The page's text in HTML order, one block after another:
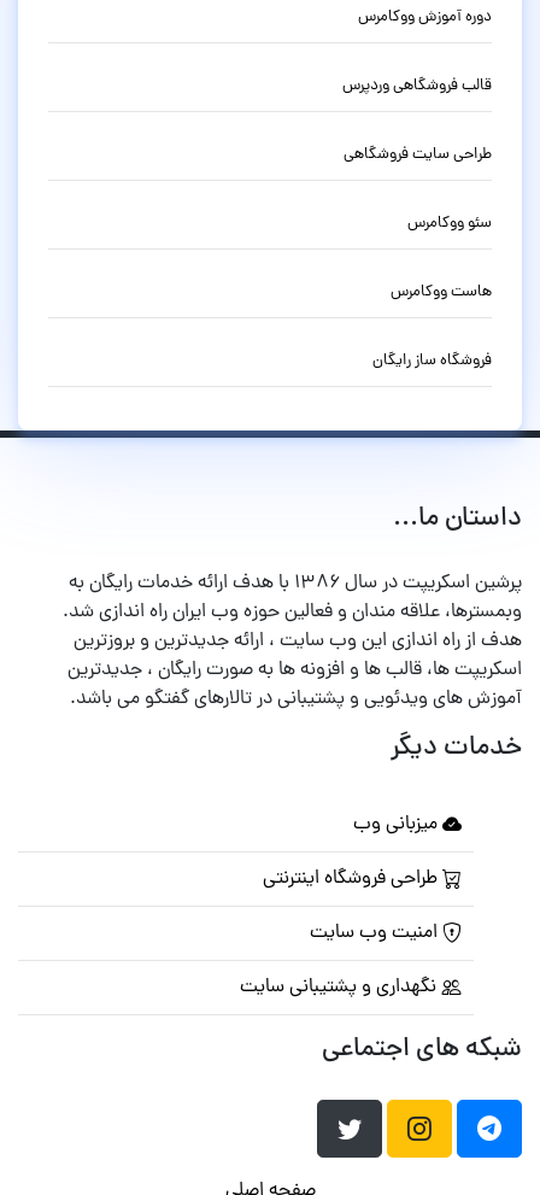
دوره آموزش ووکامرس
قالب فروشگاهی وردپرس
طراحی سایت فروشگاهی
سئو ووکامرس
هاست ووکامرس
فروشگاه ساز رایگان
داستان ما...
پرشین اسکریپت در سال ۱۳۸۶ با هدف ارائه خدمات رایگان به
وبمسترها، علاقه مندان و فعالین حوزه وب ایران راه اندازی شد.
هدف از راه اندازی این وب سایت ، ارائه جدیدترین و بروزترین
اسکریپت ها، قالب ها و افزونه ها به صورت رایگان ، جدیدترین
آموزش های ویدئویی و پشتیبانی در تالارهای گفتگو می باشد.
خدمات دیگر
میزبانی وب
طراحی فروشگاه اینترنتی
امنیت وب سایت
نگهداری و پشتیبانی سایت
شبکه های اجتماعی